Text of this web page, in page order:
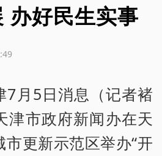
办好民生实事
7月5日消息（记者褚
津市政府新闻办在天
更新示范区举办“开